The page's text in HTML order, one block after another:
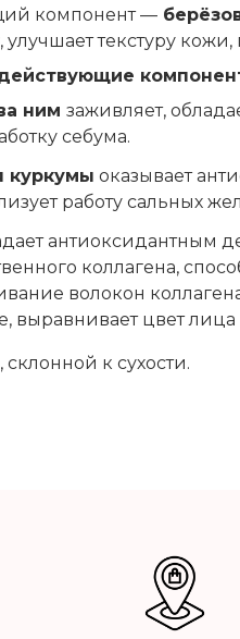
компонент —
улучшает текстуру
ним заживляет,
себума.
куркумы оказывает
работу сальных
антиоксидантным
коллагена,
волокон
выравнивает цвет
к сухости.